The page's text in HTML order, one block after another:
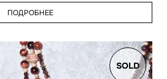
ПОДРОБНЕЕ
SOLD